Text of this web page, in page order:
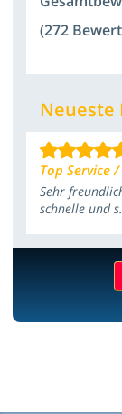
(272
Neueste
Top Service
Sehr
schnelle und